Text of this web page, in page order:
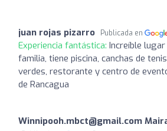
juan rojas pizarro Publicada en
Experiencia fantástica: Increíble
familia, tiene piscina, canchas de
verdes, restorante y centro de
de Rancagua
Winnipooh.mbct@gmail.com